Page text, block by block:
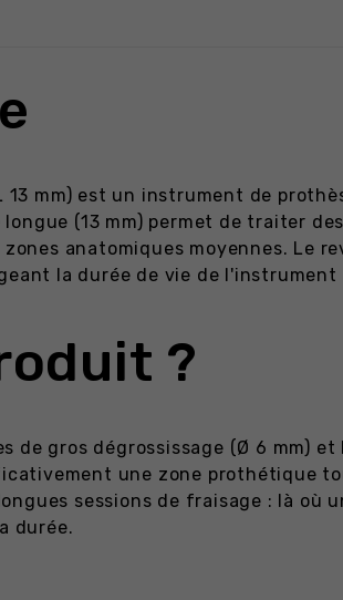
mm) est un instrument de
(13 mm) permet de traiter
anatomiques moyennes. Le
la durée de vie de
?
gros dégrossissage (Ø 6 mm)
une zone prothétique
sessions de fraisage : là où
durée.